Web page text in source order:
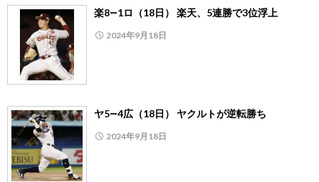
楽8―1ロ（18日） 楽天、5連勝で3位浮上
2024年9月18日
ヤ5―4広（18日） ヤクルトが逆転勝ち
2024年9月18日